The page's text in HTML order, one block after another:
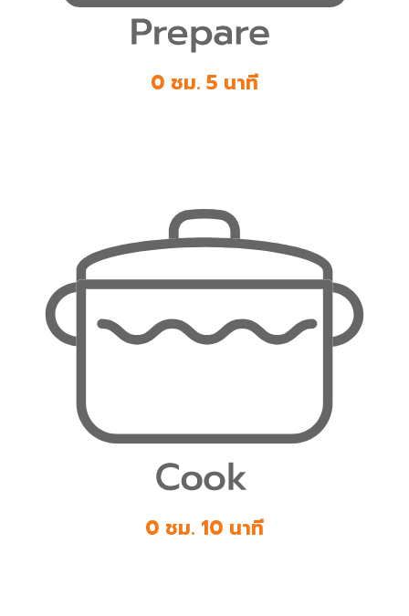
0 ชม. 5 นาที
0 ชม. 10 นาที